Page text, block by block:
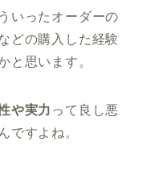
いったオーダーの
どの購入した経験
と思います。
や実力 って良し悪
ですよね。